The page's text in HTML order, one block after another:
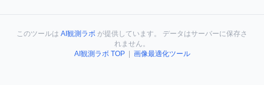
このツールは AI観測ラボ が提供しています。 データはサーバーに保存さ
れません。
AI観測ラボ TOP| 画像最適化ツール